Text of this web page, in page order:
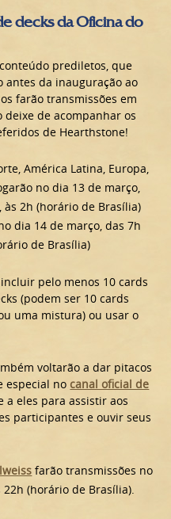
decks da Oficina do
prediletos, que
antes da inauguração ao
farão transmissões em
deixe de acompanhar os
de Hearthstone!
América Latina, Europa,
no dia 13 de março,
às 2h (horário de Brasília)
dia 14 de março, das 7h
de Brasília)
pelo menos 10 cards
(podem ser 10 cards
uma mistura) ou usar o
voltarão a dar pitacos
especial no canal oficial de
a eles para assistir aos
participantes e ouvir seus
farão transmissões no
(horário de Brasília).